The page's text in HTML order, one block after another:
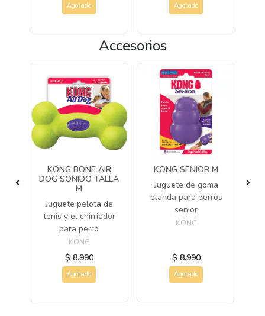
Agotado Agotado
Accesorios
KONG BONE AIR
DOG SONIDO TALLA
M
Juguete pelota de
tenis y el chirriador
para perro
KONG
$ 8.990
Agotado
KONG SENIOR M
Juguete de goma
blanda para perros
senior
KONG
$ 8.990
Agotado